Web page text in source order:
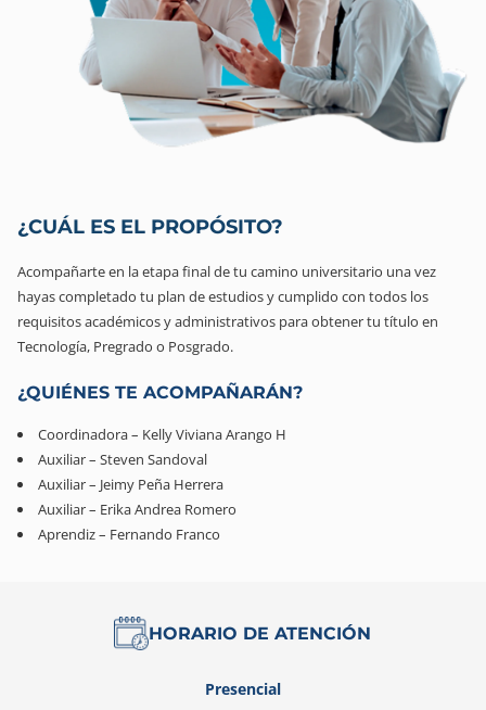
¿CUÁL ES EL PROPÓSITO?
Acompañarte en la etapa final de tu camino universitario una vez
hayas completado tu plan de estudios y cumplido con todos los
requisitos académicos y administrativos para obtener tu título en
Tecnología, Pregrado o Posgrado.
¿QUIÉNES TE ACOMPAÑARÁN?
Coordinadora – Kelly Viviana Arango H
Auxiliar – Steven Sandoval
Auxiliar – Jeimy Peña Herrera
Auxiliar – Erika Andrea Romero
Aprendiz – Fernando Franco
HORARIO DE ATENCIÓN
Presencial